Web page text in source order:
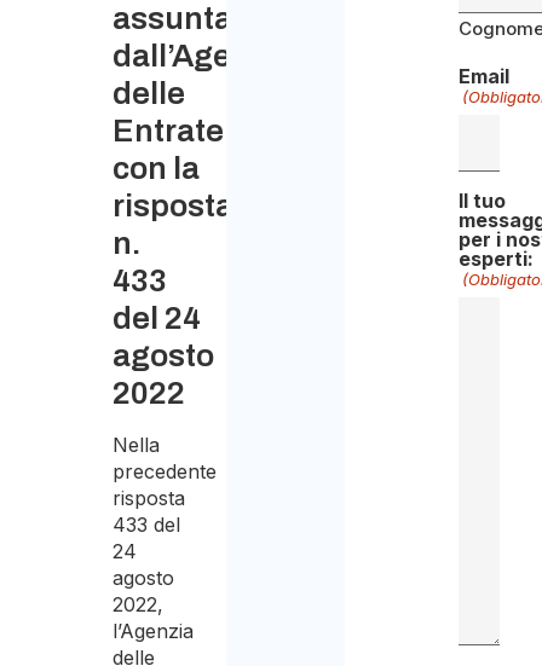
assunta
dall’Agenzia
delle
Entrate
con la
risposta
n.
433
del 24
agosto
2022
Nella
precedente
risposta
433 del
24
agosto
2022,
l’Agenzia
delle
Email
Il tuo
per i
esperti: